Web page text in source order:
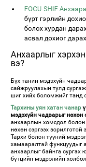
FOCU-SHIF
бүрт гэрлийн
болох хурдан
асвал дохиог
Анхаарлыг
вэ?
Бүх танин мэдэхүйн
сайжруулахын тулд
шиг хийх боломжийг танд
Тархины уян хатан чанар
мэдэхүйн чадварыг нөхөн
анхаарлын хомсдол болон
нөхөн сэргээх зорилготой
Тархи болон түүний
хамааралтай функцуудыг
анхаарлыг байнга сургах
бүтцийн мэдрэлийн